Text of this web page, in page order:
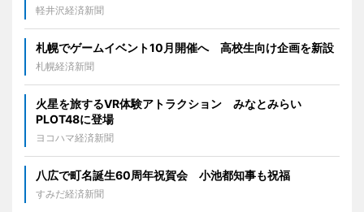
軽井沢経済新聞
札幌でゲームイベント10月開催へ 高校生向け企画を新設
札幌経済新聞
火星を旅するVR体験アトラクション みなとみらい
PLOT48に登場
ヨコハマ経済新聞
八広で町名誕生60周年祝賀会 小池都知事も祝福
すみだ経済新聞